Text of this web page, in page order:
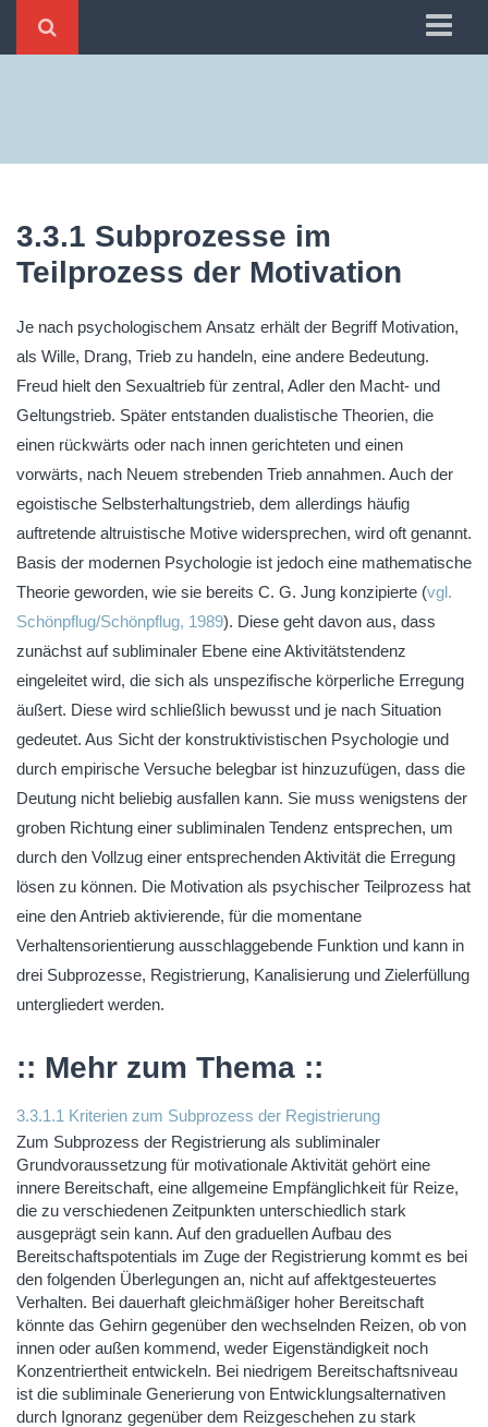
4 Soziales
5 Mediales
6 Antizipierendes
3.3.1 Subprozesse im
Teilprozess der Motivation
Je nach psychologischem Ansatz erhält der Begriff Motivation,
als Wille, Drang, Trieb zu handeln, eine andere Bedeutung.
Freud hielt den Sexualtrieb für zentral, Adler den Macht- und
Geltungstrieb. Später entstanden dualistische Theorien, die
einen rückwärts oder nach innen gerichteten und einen
vorwärts, nach Neuem strebenden Trieb annahmen. Auch der
egoistische Selbsterhaltungstrieb, dem allerdings häufig
auftretende altruistische Motive widersprechen, wird oft genannt.
Basis der modernen Psychologie ist jedoch eine mathematische
Theorie geworden, wie sie bereits C. G. Jung konzipierte (vgl.
Schönpflug/Schönpflug, 1989). Diese geht davon aus, dass
zunächst auf subliminaler Ebene eine Aktivitätstendenz
eingeleitet wird, die sich als unspezifische körperliche Erregung
äußert. Diese wird schließlich bewusst und je nach Situation
gedeutet. Aus Sicht der konstruktivistischen Psychologie und
durch empirische Versuche belegbar ist hinzuzufügen, dass die
Deutung nicht beliebig ausfallen kann. Sie muss wenigstens der
groben Richtung einer subliminalen Tendenz entsprechen, um
durch den Vollzug einer entsprechenden Aktivität die Erregung
lösen zu können. Die Motivation als psychischer Teilprozess hat
eine den Antrieb aktivierende, für die momentane
Verhaltensorientierung ausschlaggebende Funktion und kann in
drei Subprozesse, Registrierung, Kanalisierung und Zielerfüllung
untergliedert werden.
:: Mehr zum Thema ::
3.3.1.1 Kriterien zum Subprozess der Registrierung
Zum Subprozess der Registrierung als subliminaler
Grundvoraussetzung für motivationale Aktivität gehört eine
innere Bereitschaft, eine allgemeine Empfänglichkeit für Reize,
die zu verschiedenen Zeitpunkten unterschiedlich stark
ausgeprägt sein kann. Auf den graduellen Aufbau des
Bereitschaftspotentials im Zuge der Registrierung kommt es bei
den folgenden Überlegungen an, nicht auf affektgesteuertes
Verhalten. Bei dauerhaft gleichmäßiger hoher Bereitschaft
könnte das Gehirn gegenüber den wechselnden Reizen, ob von
innen oder außen kommend, weder Eigenständigkeit noch
Konzentriertheit entwickeln. Bei niedrigem Bereitschaftsniveau
ist die subliminale Generierung von Entwicklungsalternativen
durch Ignoranz gegenüber dem Reizgeschehen zu stark